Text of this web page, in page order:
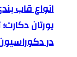
انواع قاب
یورتان
در